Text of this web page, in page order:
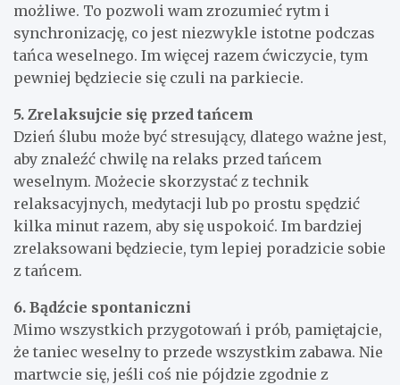
możliwe. To pozwoli wam zrozumieć rytm i
synchronizację, co jest niezwykle istotne podczas
tańca weselnego. Im więcej razem ćwiczycie, tym
pewniej będziecie się czuli na parkiecie.
5. Zrelaksujcie się przed tańcem
Dzień ślubu może być stresujący, dlatego ważne jest,
aby znaleźć chwilę na relaks przed tańcem
weselnym. Możecie skorzystać z technik
relaksacyjnych, medytacji lub po prostu spędzić
kilka minut razem, aby się uspokoić. Im bardziej
zrelaksowani będziecie, tym lepiej poradzicie sobie
z tańcem.
6. Bądźcie spontaniczni
Mimo wszystkich przygotowań i prób, pamiętajcie,
że taniec weselny to przede wszystkim zabawa. Nie
martwcie się, jeśli coś nie pójdzie zgodnie z